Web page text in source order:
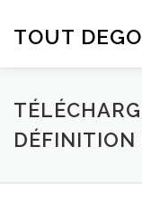
TOUT
DÉFINITION